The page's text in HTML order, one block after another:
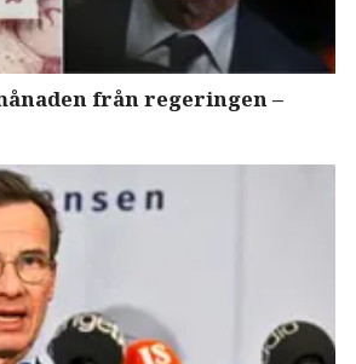
från regeringen –